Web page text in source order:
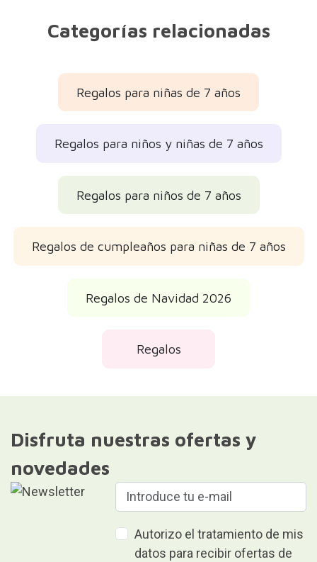
Categorías relacionadas
Regalos para niñas de 7 años
Regalos para niños y niñas de 7 años
Regalos para niños de 7 años
Regalos de cumpleaños para niñas de 7 años
Regalos de Navidad 2026
Regalos
Disfruta nuestras ofertas y
novedades
Autorizo el tratamiento de mis
datos para recibir ofertas de